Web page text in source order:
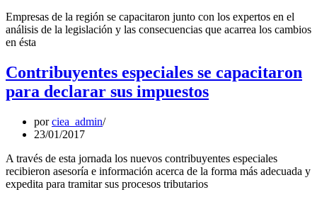
Empresas de la región se capacitaron junto con los expertos en el
análisis de la legislación y las consecuencias que acarrea los cambios
en ésta
Contribuyentes especiales se capacitaron
para declarar sus impuestos
porciea_admin
23/01/2017
A través de esta jornada los nuevos contribuyentes especiales
recibieron asesoría e información acerca de la forma más adecuada y
expedita para tramitar sus procesos tributarios